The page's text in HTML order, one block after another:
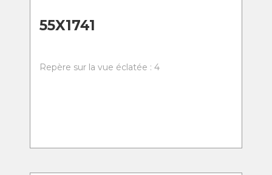
55X1741
Repère sur la vue éclatée : 4